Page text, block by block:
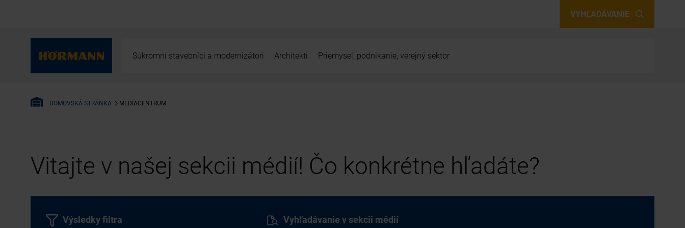
VYHĽADÁVANIE
Súkromní stavebníci a modernizátori Architekti Priemysel, podnikanie, verejný sektor
DOMOVSKÁ STRÁNKA MEDIACENTRUM
Vitajte v našej sekcii médií! Čo konkrétne hľadáte?
Vyhľadávanie v sekcii médií
Výsledky filtra